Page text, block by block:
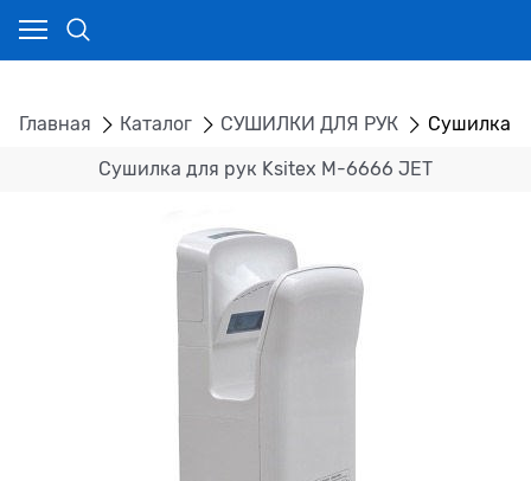
Главная Каталог СУШИЛКИ ДЛЯ РУК Сушилка
Сушилка для рук Ksitex M-6666 JET